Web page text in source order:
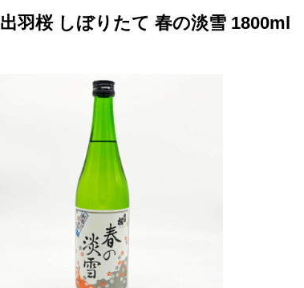
出羽桜 しぼりたて 春の淡雪 1800ml